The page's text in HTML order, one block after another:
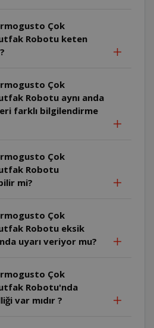
Çok
Robotu keten
Çok
aynı anda
farklı bilgilendirme
Çok
Robotu
mi?
Çok
Robotu eksik
uyarı veriyor mu?
Çok
Robotu'nda
var mıdır ?